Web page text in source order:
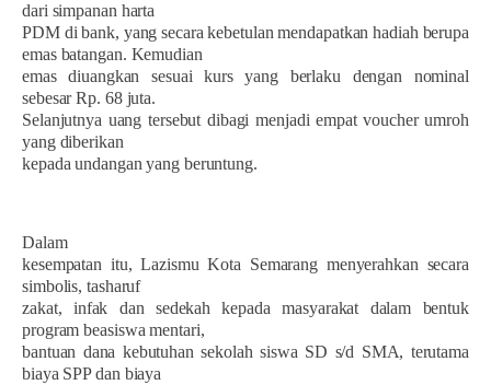
dari simpanan harta
PDM di bank, yang secara kebetulan mendapatkan hadiah berupa
emas batangan. Kemudian
emas diuangkan sesuai kurs yang berlaku dengan nominal
sebesar Rp. 68 juta.
Selanjutnya uang tersebut dibagi menjadi empat voucher umroh
yang diberikan
kepada undangan yang beruntung.
Dalam
kesempatan itu, Lazismu Kota Semarang menyerahkan secara
simbolis, tasharuf
zakat, infak dan sedekah kepada masyarakat dalam bentuk
program beasiswa mentari,
bantuan dana kebutuhan sekolah siswa SD s/d SMA, terutama
biaya SPP dan biaya